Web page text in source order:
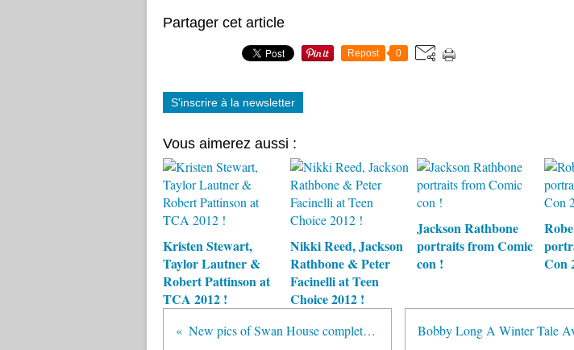
Partager cet article
Repost 0
S'inscrire à la newsletter
Vous aimerez aussi :
Kristen Stewart,
Taylor Lautner &
Robert Pattinson at
TCA 2012 !
Nikki Reed, Jackson
Rathbone & Peter
Facinelli at Teen
Choice 2012 !
Jackson Rathbone
portraits from Comic
con !
Con
New pics of Swan House complete in Vancouver !